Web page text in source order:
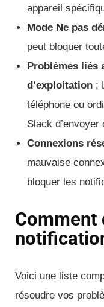
appareil
Mode Ne pas
peut bloquer
Problèmes liés
d’exploitation :
téléphone ou
Slack
Connexions
mauvaise
bloquer les
Comment
Voici une liste
résoudre vos